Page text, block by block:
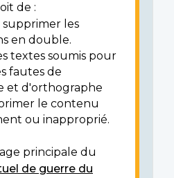
de :
les
en double.
textes soumis pour
fautes de
et d'orthographe
le contenu
ou inapproprié.
principale du
de guerre du